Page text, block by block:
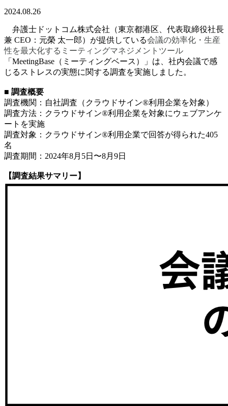
2024.08.26
弁護士ドットコム株式会社（東京都港区、代表取締役社長
兼 CEO：元榮 太一郎）が提供している会議の効率化・生産
性を最大化するミーティングマネジメントツール
「MeetingBase（ミーティングベース）」は、社内会議で感
じるストレスの実態に関する調査を実施しました。
■ 調査概要
調査機関：自社調査（クラウドサイン®️利用企業を対象）
調査方法：クラウドサイン®️利用企業を対象にウェブアンケ
ートを実施
調査対象：クラウドサイン®️利用企業で回答が得られた405
名
調査期間：2024年8月5日〜8月9日
【調査結果サマリー】